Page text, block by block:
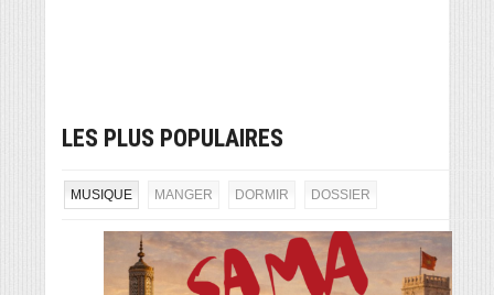
LES PLUS POPULAIRES
MUSIQUE MANGER DORMIR DOSSIER